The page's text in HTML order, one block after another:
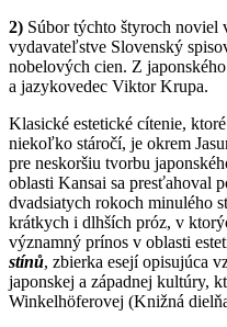
2) Súbor týchto štyroch
vydavateľstve Slovenský
nobelových cien. Z
a jazykovedec Viktor Krupa.
Klasické estetické cítenie,
niekoľko stáročí, je okrem
pre neskoršiu tvorbu
oblasti Kansai sa presťahoval
dvadsiatych rokoch minulého
krátkych i dlhších próz, v
významný prínos v oblasti
stínů, zbierka esejí opisujúca
japonskej a západnej kultúry,
Winkelhöferovej (Knižná